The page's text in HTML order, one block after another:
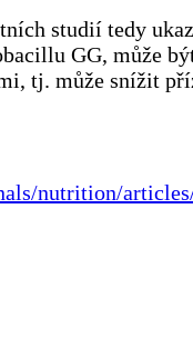
studií tedy
GG, může
tj. může snížit
nutrition/